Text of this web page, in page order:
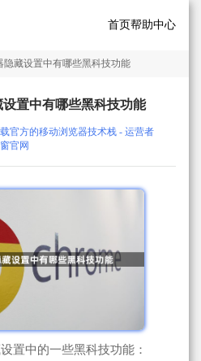
首页帮助中心
隐藏设置中有哪些黑科技功能
置中有哪些黑科技功能
官方的移动浏览器技术栈 - 运营者
官网
置中的一些黑科技功能：